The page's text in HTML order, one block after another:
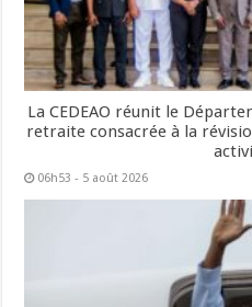
La CEDEAO réunit le
retraite consacrée à la
06h53 - 5 août 2026